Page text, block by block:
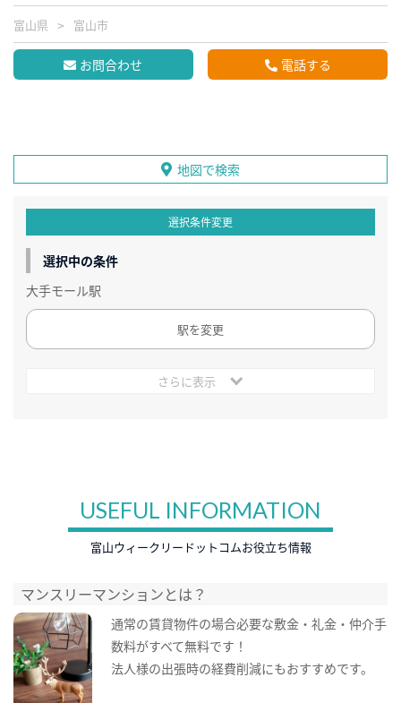
富山県 富山市
お問合わせ 電話する
地図で検索
選択条件変更
選択中の条件
大手モール駅
駅を変更
さらに表示
USEFUL INFORMATION
富山ウィークリードットコムお役立ち情報
マンスリーマンションとは？
通常の賃貸物件の場合必要な敷金・礼金・仲介手
数料がすべて無料です！
法人様の出張時の経費削減にもおすすめです。